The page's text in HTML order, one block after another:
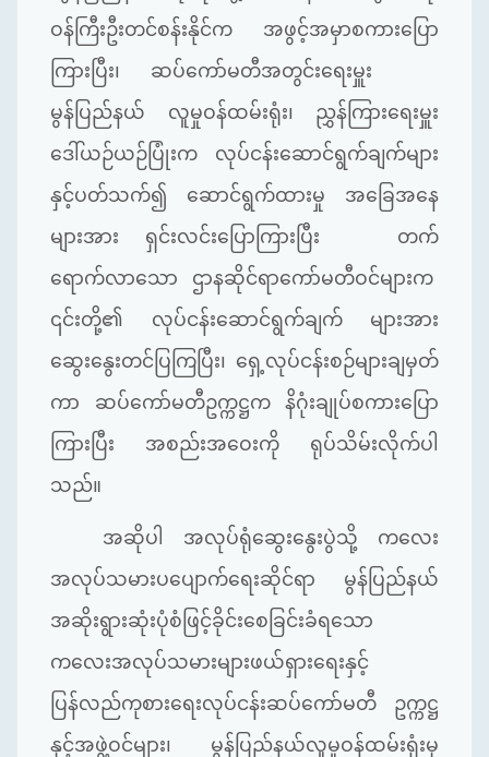
ဝန်ကြီးဦးတင်စန်းနိုင်က အဖွင့်အမှာစကားပြော
ကြားပြီး၊ ဆပ်ကော်မတီအတွင်းရေးမှူး
မွန်ပြည်နယ် လူမှုဝန်ထမ်းရုံး၊ ညွှန်ကြားရေးမှူး
ဒေါ်ယဉ်ယဉ်ပြုံးက လုပ်ငန်းဆောင်ရွက်ချက်များ
နှင့်ပတ်သက်၍ ဆောင်ရွက်ထားမှု အခြေအနေ
များအား ရှင်းလင်းပြောကြားပြီး တက်
ရောက်လာသော ဌာနဆိုင်ရာကော်မတီဝင်များက
၎င်းတို့၏ လုပ်ငန်းဆောင်ရွက်ချက် များအား
ဆွေးနွေးတင်ပြကြပြီး၊ ရှေ့လုပ်ငန်းစဉ်များချမှတ်
ကာ ဆပ်ကော်မတီဥက္ကဋ္ဌက နိဂုံးချုပ်စကားပြော
ကြားပြီး အစည်းအဝေးကို ရုပ်သိမ်းလိုက်ပါ
သည်။
အဆိုပါ အလုပ်ရုံဆွေးနွေးပွဲသို့ ကလေး
အလုပ်သမားပပျောက်ရေးဆိုင်ရာ မွန်ပြည်နယ်
အဆိုးရွားဆုံးပုံစံဖြင့်ခိုင်းစေခြင်းခံရသော
ကလေးအလုပ်သမားများဖယ်ရှားရေးနှင့်
ပြန်လည်ကုစားရေးလုပ်ငန်းဆပ်ကော်မတီ ဥက္ကဋ္ဌ
နှင့်အဖွဲ့ဝင်များ၊ မွန်ပြည်နယ်လူမှုဝန်ထမ်းရုံးမှ